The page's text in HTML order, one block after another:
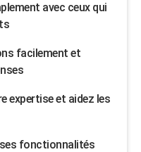
avec ceux qui
facilement et
expertise et aidez les
fonctionnalités